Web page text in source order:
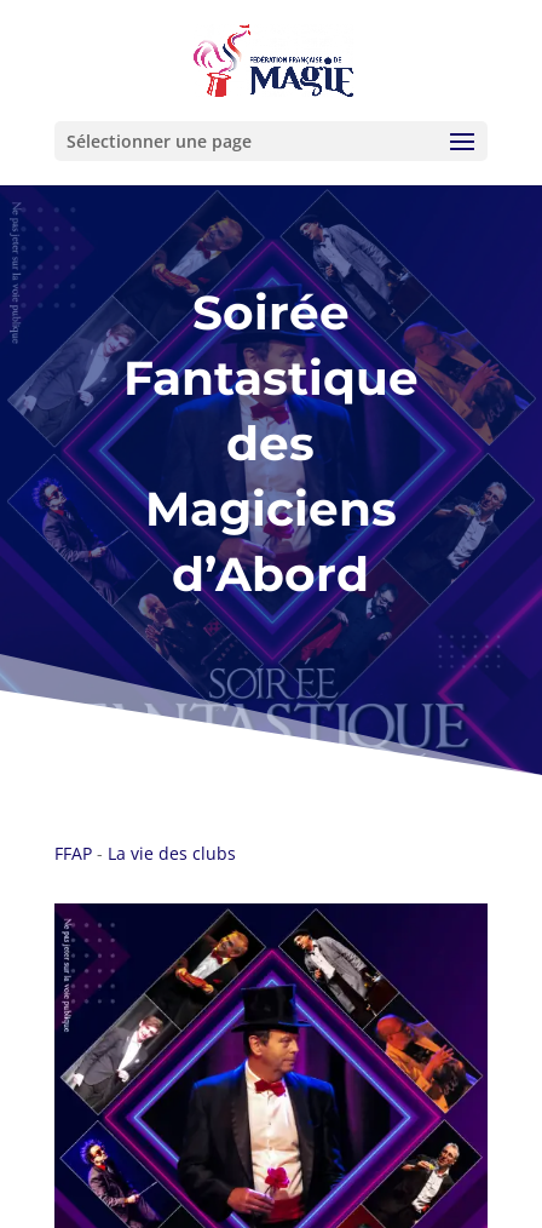
Sélectionner une page
Soirée
Fantastique
des
Magiciens
d’Abord
FFAP- La vie des clubs